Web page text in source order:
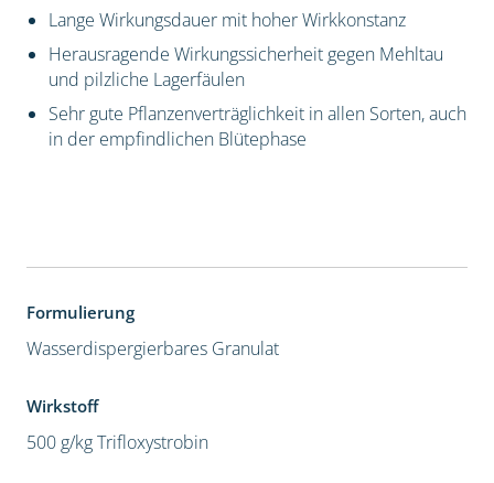
Lange Wirkungsdauer mit hoher Wirkkonstanz
Herausragende Wirkungssicherheit gegen Mehltau
und pilzliche Lagerfäulen
Sehr gute Pflanzenverträglichkeit in allen Sorten, auch
in der empfindlichen Blütephase
Formulierung
Wasserdispergierbares Granulat
Wirkstoff
500 g/kg Trifloxystrobin